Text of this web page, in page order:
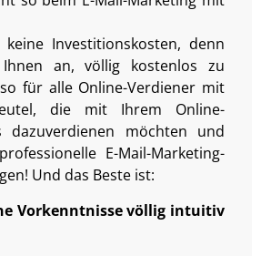
Investitionskosten, denn
an, völlig kostenlos zu
für alle Online-Verdiener mit
die mit Ihrem Online-
dazuverdienen möchten und
E-Mail-Marketing-
Und das Beste ist:
Vorkenntnisse völlig intuitiv